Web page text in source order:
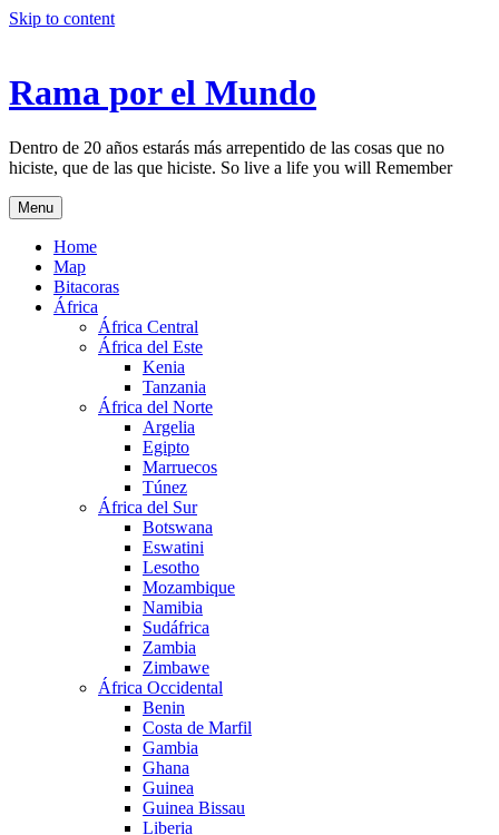
Skip to content
Rama por el Mundo
Dentro de 20 años estarás más arrepentido de las cosas que no
hiciste, que de las que hiciste. So live a life you will Remember
Menu
Home
Map
Bitacoras
África
África Central
África del Este
Kenia
Tanzania
África del Norte
Argelia
Egipto
Marruecos
Túnez
África del Sur
Botswana
Eswatini
Lesotho
Mozambique
Namibia
Sudáfrica
Zambia
Zimbawe
África Occidental
Benin
Costa de Marfil
Gambia
Ghana
Guinea
Guinea Bissau
Liberia